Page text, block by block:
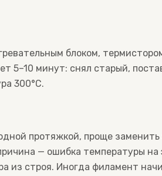
блоком,
5–10 минут: снял старый,
300°C.
протяжкой, проще заменить
— ошибка температуры на
из строя. Иногда филамент